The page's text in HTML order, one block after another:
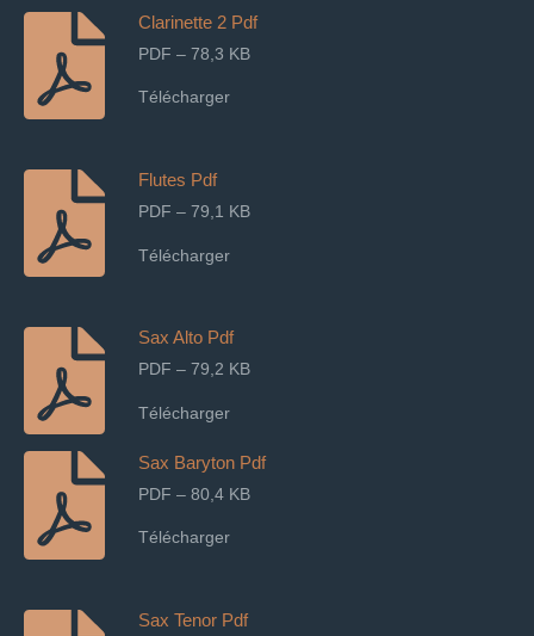
Clarinette 2 Pdf
PDF – 78,3 KB
Télécharger
Flutes Pdf
PDF – 79,1 KB
Télécharger
Sax Alto Pdf
PDF – 79,2 KB
Télécharger
Sax Baryton Pdf
PDF – 80,4 KB
Télécharger
Sax Tenor Pdf